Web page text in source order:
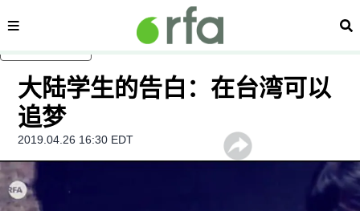
内容分类 搜
大陆学生的告白：在台湾可以
追梦
2019.04.26 16:30 EDT